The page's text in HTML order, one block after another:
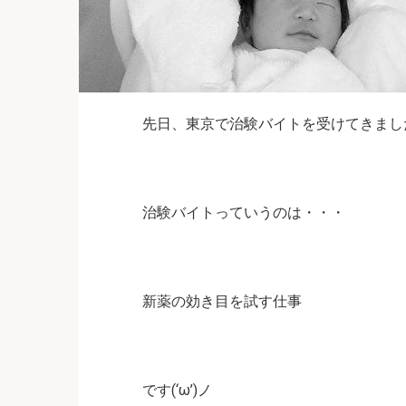
先日、東京で治験バイトを受けてきまし
治験バイトっていうのは・・・
新薬の効き目を試す仕事
です(‘ω’)ノ